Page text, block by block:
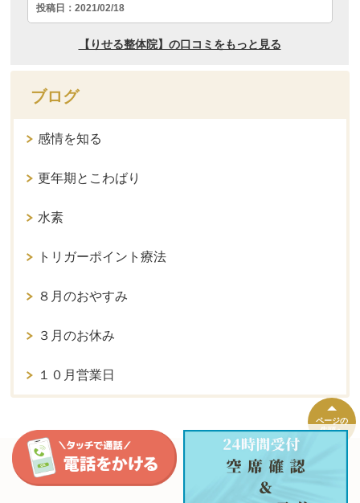
ブログ
感情を知る
更年期とこわばり
水素
トリガーポイント療法
８月のおやすみ
３月のお休み
１０月営業日
ページの
先頭へ